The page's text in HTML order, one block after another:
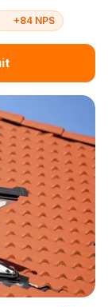
+84 NPS